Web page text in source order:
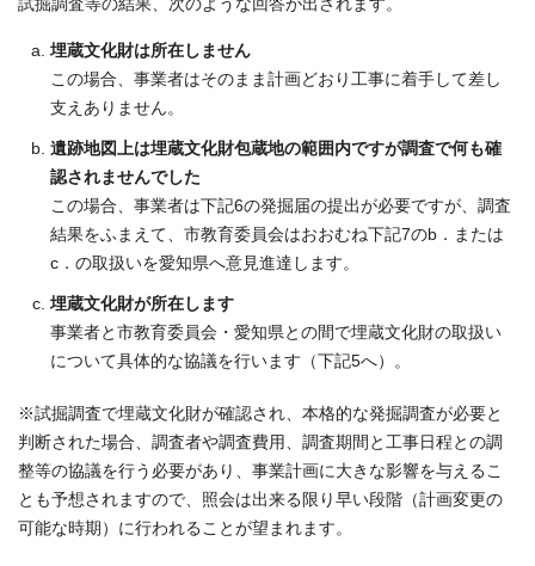
試掘調査等の結果、次のような回答が出されます。
埋蔵文化財は所在しません
この場合、事業者はそのまま計画どおり工事に着手して差し
支えありません。
遺跡地図上は埋蔵文化財包蔵地の範囲内ですが調査で何も確
認されませんでした
この場合、事業者は下記6の発掘届の提出が必要ですが、調査
結果をふまえて、市教育委員会はおおむね下記7のb．または
c．の取扱いを愛知県へ意見進達します。
埋蔵文化財が所在します
事業者と市教育委員会・愛知県との間で埋蔵文化財の取扱い
について具体的な協議を行います（下記5へ）。
※試掘調査で埋蔵文化財が確認され、本格的な発掘調査が必要と
判断された場合、調査者や調査費用、調査期間と工事日程との調
整等の協議を行う必要があり、事業計画に大きな影響を与えるこ
とも予想されますので、照会は出来る限り早い段階（計画変更の
可能な時期）に行われることが望まれます。